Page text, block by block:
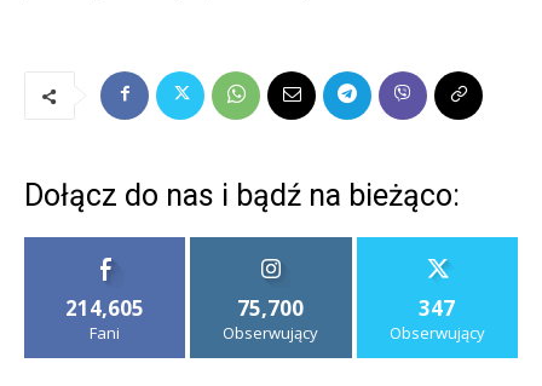
Dołącz do nas i bądź na bieżąco:
214,605
Fani
75,700
Obserwujący
347
Obserwujący